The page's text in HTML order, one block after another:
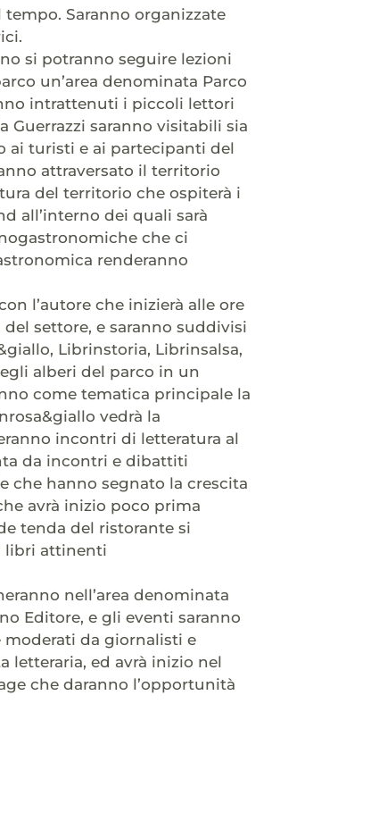
Saranno organizzate
si potranno seguire lezioni
un’area denominata Parco
intrattenuti i piccoli lettori
Guerrazzi saranno visitabili sia
ai turisti e ai partecipanti del
attraversato il territorio
del territorio che ospiterà i
all’interno dei quali sarà
che ci
renderanno
l’autore che inizierà alle ore
settore, e saranno suddivisi
Librinstoria, Librinsalsa,
alberi del parco in un
come tematica principale la
vedrà la
incontri di letteratura al
da incontri e dibattiti
che hanno segnato la crescita
avrà inizio poco prima
tenda del ristorante si
libri attinenti
nell’area denominata
Editore, e gli eventi saranno
da giornalisti e
letteraria, ed avrà inizio nel
che daranno l’opportunità